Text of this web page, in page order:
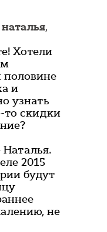
наталья,
Хотели
половине
и
узнать
то скидки
Наталья.
2015
будут
не